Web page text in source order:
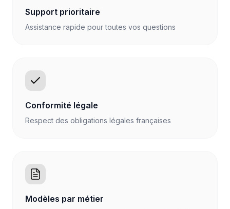
Support prioritaire
Assistance rapide pour toutes vos questions
Conformité légale
Respect des obligations légales françaises
Modèles par métier